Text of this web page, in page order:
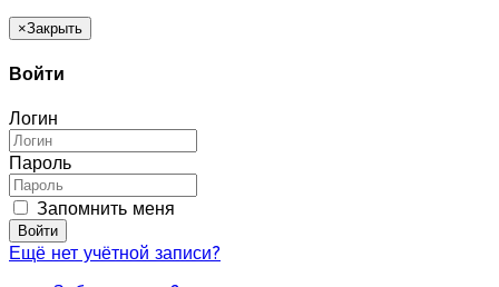
×Закрыть
Войти
Логин
Пароль
Запомнить меня
Войти
Ещё нет учётной записи?